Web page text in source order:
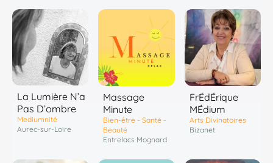
La Lumière N’a
Pas D’ombre
Mediumnité
Aurec-sur-Loire
Massage
Minute
Bien-être - Santé -
Beauté
Entrelacs Mognard
FrÉdÉrique
MÉdium
Arts Divinatoires
Bizanet